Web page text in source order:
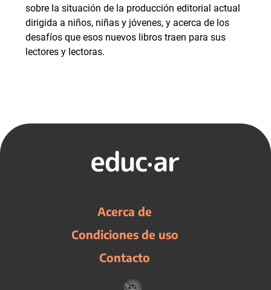
sobre la situación de la producción editorial actual
dirigida a niños, niñas y jóvenes, y acerca de los
desafíos que esos nuevos libros traen para sus
lectores y lectoras.
Acerca de
Condiciones de uso
Contacto